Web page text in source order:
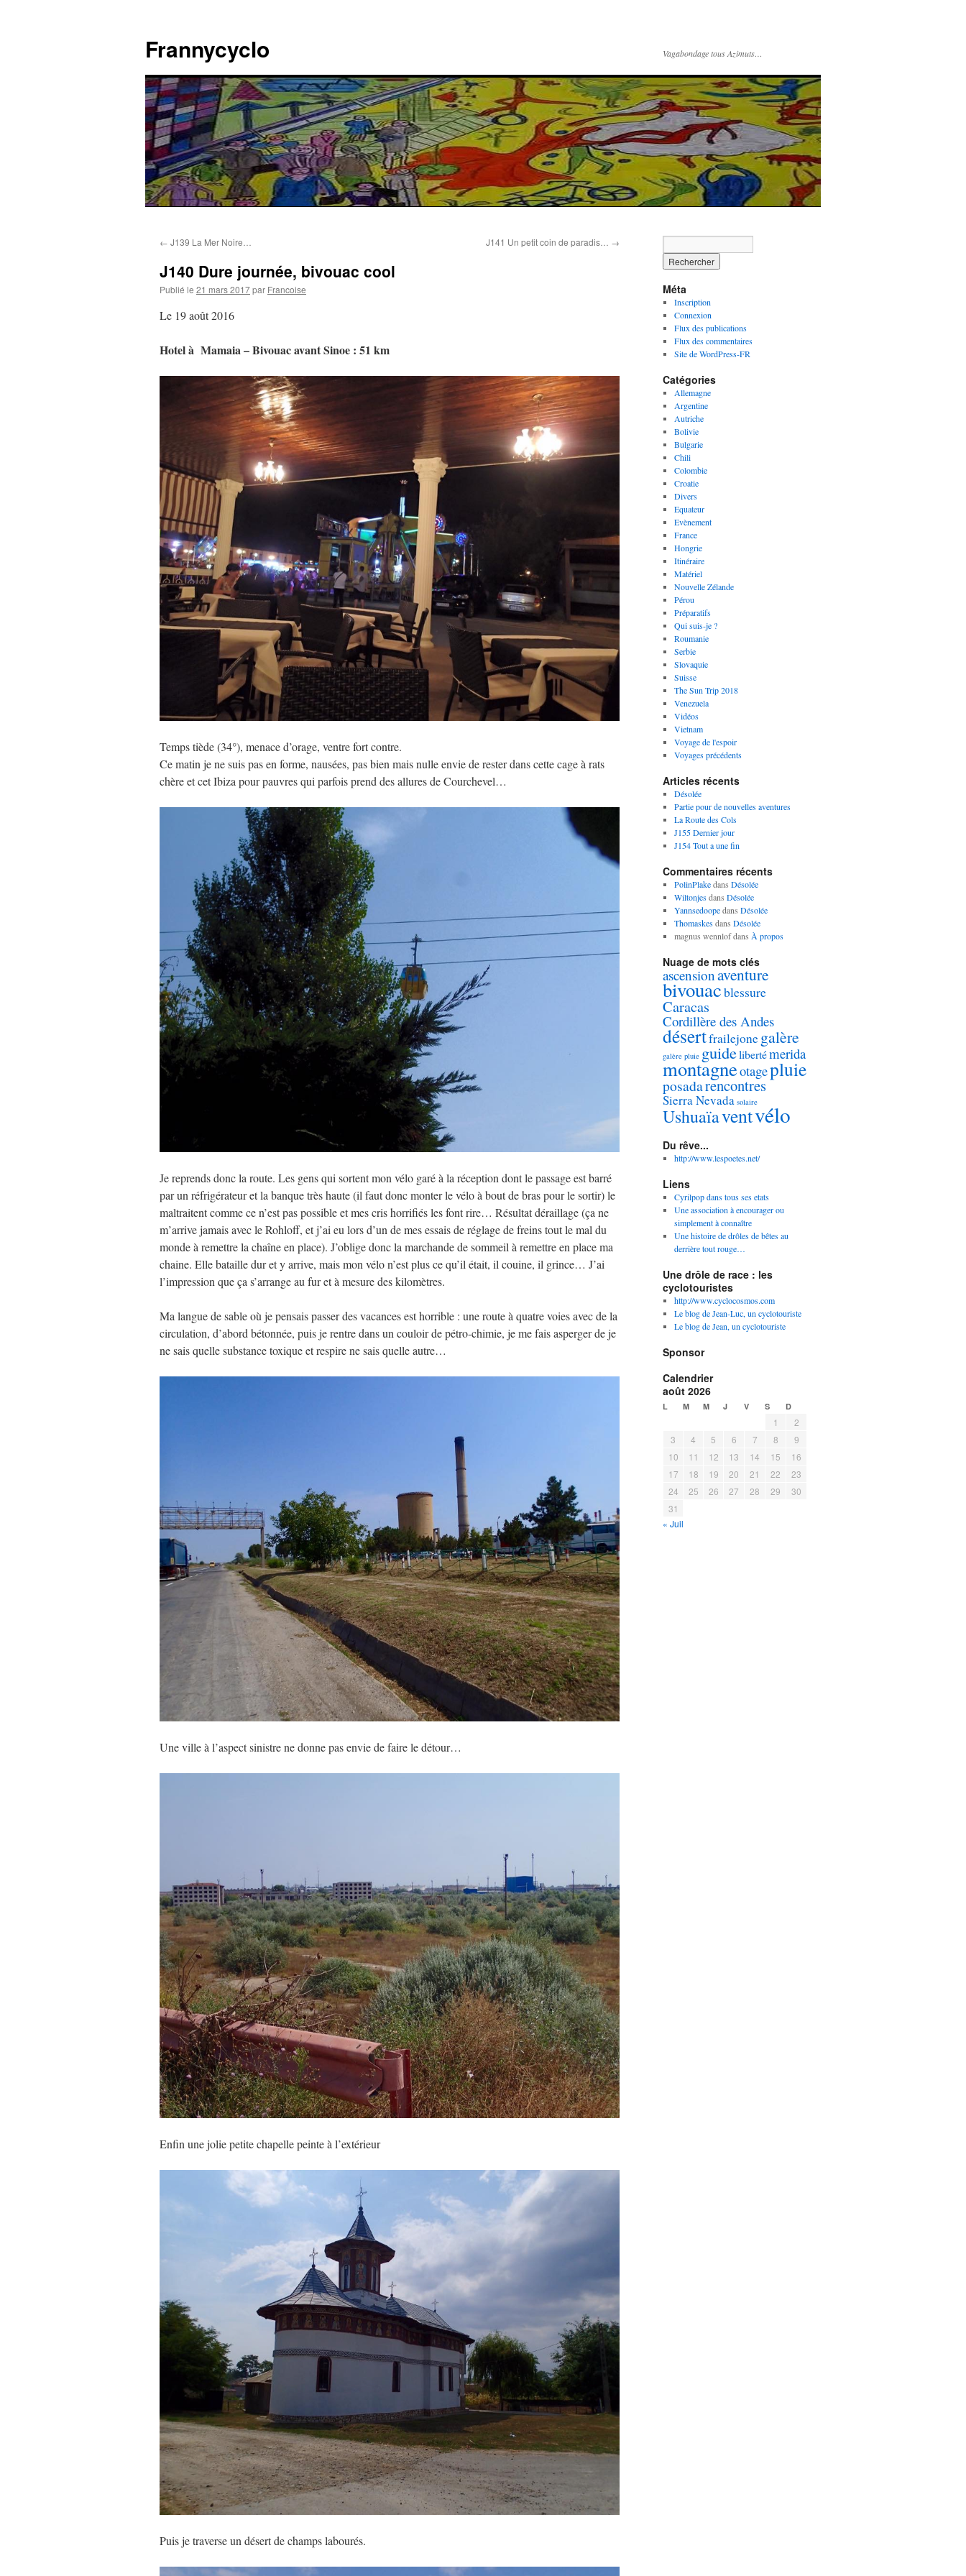
contenu
Frannycyclo Vagabondage tous Azimuts…
← J139 La Mer Noire… J141 Un petit coin de paradis… →
J140 Dure journée, bivouac cool
Publié le 21 mars 2017par Francoise
Le 19 août 2016
Hotel à Mamaia – Bivouac avant Sinoe : 51 km
Temps tiède (34°), menace d’orage, ventre fort contre.
Ce matin je ne suis pas en forme, nausées, pas bien mais nulle envie de rester dans cette cage à rats
chère et cet Ibiza pour pauvres qui parfois prend des allures de Courchevel…
Je reprends donc la route. Les gens qui sortent mon vélo garé à la réception dont le passage est barré
par un réfrigérateur et la banque très haute (il faut donc monter le vélo à bout de bras pour le sortir) le
maltraitent comme ce n’est pas possible et mes cris horrifiés les font rire… Résultat déraillage (ça ne
m’arrive jamais avec le Rohloff, et j’ai eu lors d’un de mes essais de réglage de freins tout le mal du
monde à remettre la chaîne en place). J’oblige donc la marchande de sommeil à remettre en place ma
chaine. Elle bataille dur et y arrive, mais mon vélo n’est plus ce qu’il était, il couine, il grince… J’ai
l’impression que ça s’arrange au fur et à mesure des kilomètres.
Ma langue de sable où je pensais passer des vacances est horrible : une route à quatre voies avec de la
circulation, d’abord bétonnée, puis je rentre dans un couloir de pétro-chimie, je me fais asperger de je
ne sais quelle substance toxique et respire ne sais quelle autre…
Une ville à l’aspect sinistre ne donne pas envie de faire le détour…
Enfin une jolie petite chapelle peinte à l’extérieur
Puis je traverse un désert de champs labourés.
Méta
Inscription
Connexion
Flux des publications
Flux des commentaires
Site de WordPress-FR
Catégories
Allemagne
Argentine
Autriche
Bolivie
Bulgarie
Chili
Colombie
Croatie
Divers
Equateur
Evènement
France
Hongrie
Itinéraire
Matériel
Nouvelle Zélande
Pérou
Préparatifs
Qui suis-je ?
Roumanie
Serbie
Slovaquie
Suisse
The Sun Trip 2018
Venezuela
Vidéos
Vietnam
Voyage de l'espoir
Voyages précédents
Articles récents
Désolée
Partie pour de nouvelles aventures
La Route des Cols
J155 Dernier jour
J154 Tout a une fin
Commentaires récents
PolinPlakedans Désolée
Wiltonjesdans Désolée
Yannsedoopedans Désolée
Thomaskesdans Désolée
magnus wennlofdans À propos
Nuage de mots clés
ascensionaventure
bivouacblessure
Caracas
Cordillère des Andes
désertfrailejonegalère
galère pluie guidelibertémerida
montagneotagepluie
posadarencontres
Sierra Nevada solaire
Ushuaïaventvélo
Du rêve...
http://www.lespoetes.net/
Liens
Cyrilpop dans tous ses etats
Une association à encourager ou
simplement à connaître
Une histoire de drôles de bêtes au
derrière tout rouge…
Une drôle de race : les
cyclotouristes
http://www.cyclocosmos.com
Le blog de Jean-Luc, un cyclotouriste
Le blog de Jean, un cyclotouriste
Sponsor
Calendrier
août 2026
L M M J V S D
1
2
3
4 5 6 7 8
9
10
11 12 13 14 15
16
17
18 19 20 21 22
23
24
25 26 27 28 29
30
31
« Juil